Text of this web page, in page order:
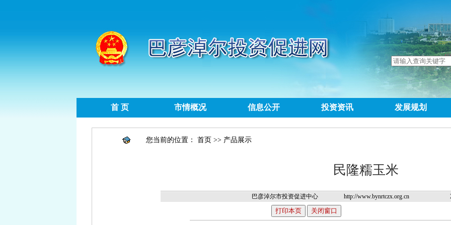
首 页 市情概况 信息公开 投资资讯 发展规划
您当前的位置： 首页 >> 产品展示
民隆糯玉米
巴彦淖尔市投资促进中心 http://www.bynrtczx.org.cn